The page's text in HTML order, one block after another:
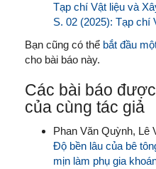
Tạp chí Vật liệu và
S. 02 (2025): Tạp chí
Bạn cũng có thể bắt đầu
cho bài báo này.
Các bài báo
của cùng tác giả
Phan Văn Quỳnh, Lê
Độ bền lâu của bê
mịn làm phụ gia